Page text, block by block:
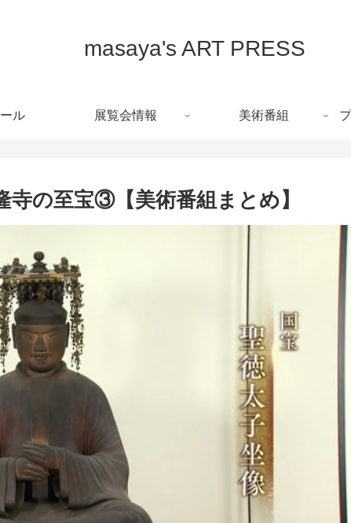
masaya's ART PRESS
ル 展覧会情報 美術番組
寺の至宝③【美術番組まとめ】